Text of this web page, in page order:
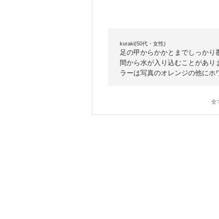
kuraki(50代・女性)
足の甲からかかとまでしっか
間から水が入り込むことがあ
ラーは写真のオレンジの他に
全